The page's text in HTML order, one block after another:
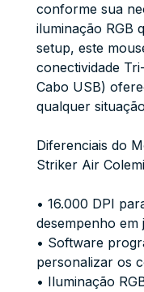
conforme sua
iluminação RGB
setup, este
conectividade
Cabo USB)
qualquer
Diferenciais do
Striker Air
• 16.000 DPI
desempenho em
• Software
personalizar os
• Iluminação